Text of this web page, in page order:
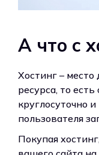
А что с
Хостинг –
ресурса, то
круглосуточно
пользователя
Покупая